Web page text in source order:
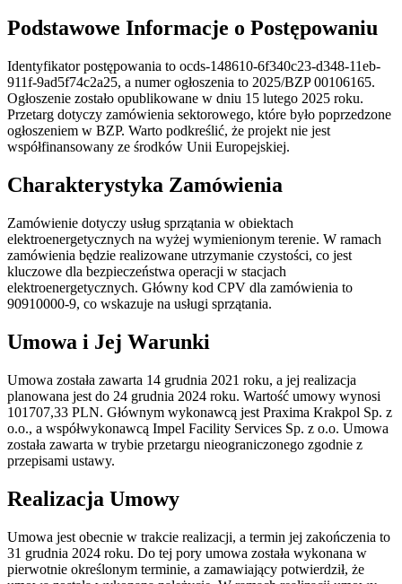
Podstawowe Informacje o Postępowaniu
Identyfikator postępowania to ocds-148610-6f340c23-d348-11eb-
911f-9ad5f74c2a25, a numer ogłoszenia to 2025/BZP 00106165.
Ogłoszenie zostało opublikowane w dniu 15 lutego 2025 roku.
Przetarg dotyczy zamówienia sektorowego, które było poprzedzone
ogłoszeniem w BZP. Warto podkreślić, że projekt nie jest
współfinansowany ze środków Unii Europejskiej.
Charakterystyka Zamówienia
Zamówienie dotyczy usług sprzątania w obiektach
elektroenergetycznych na wyżej wymienionym terenie. W ramach
zamówienia będzie realizowane utrzymanie czystości, co jest
kluczowe dla bezpieczeństwa operacji w stacjach
elektroenergetycznych. Główny kod CPV dla zamówienia to
90910000-9, co wskazuje na usługi sprzątania.
Umowa i Jej Warunki
Umowa została zawarta 14 grudnia 2021 roku, a jej realizacja
planowana jest do 24 grudnia 2024 roku. Wartość umowy wynosi
101707,33 PLN. Głównym wykonawcą jest Praxima Krakpol Sp. z
o.o., a współwykonawcą Impel Facility Services Sp. z o.o. Umowa
została zawarta w trybie przetargu nieograniczonego zgodnie z
przepisami ustawy.
Realizacja Umowy
Umowa jest obecnie w trakcie realizacji, a termin jej zakończenia to
31 grudnia 2024 roku. Do tej pory umowa została wykonana w
pierwotnie określonym terminie, a zamawiający potwierdził, że